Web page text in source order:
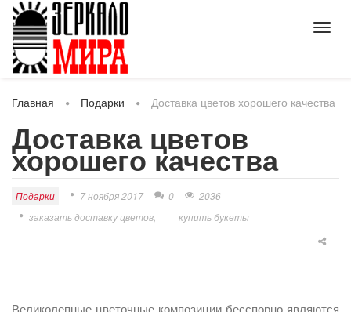
Главная Подарки Доставка цветов хорошего качества
Доставка цветов
хорошего качества
Подарки 7 ноября 2017 0
2036
заказать доставку цветов
купить букеты
Великолепные цветочные композиции бесспорно являются